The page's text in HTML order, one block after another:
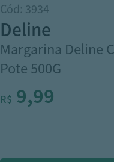
Cód: 3934
deline
Margarina Deline
Pote 500G
R$ 9,99